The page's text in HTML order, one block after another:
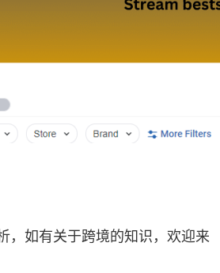
如有关于跨境的知识，欢迎来